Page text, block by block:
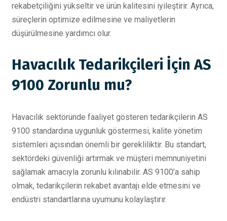
rekabetçiliğini yükseltir ve ürün kalitesini iyileştirir. Ayrıca,
süreçlerin optimize edilmesine ve maliyetlerin
düşürülmesine yardımcı olur.
Havacılık Tedarikçileri İçin AS
9100 Zorunlu mu?
Havacılık sektöründe faaliyet gösteren tedarikçilerin AS
9100 standardına uygunluk göstermesi, kalite yönetim
sistemleri açısından önemli bir gerekliliktir. Bu standart,
sektördeki güvenliği artırmak ve müşteri memnuniyetini
sağlamak amacıyla zorunlu kılınabilir. AS 9100’a sahip
olmak, tedarikçilerin rekabet avantajı elde etmesini ve
endüstri standartlarına uyumunu kolaylaştırır.